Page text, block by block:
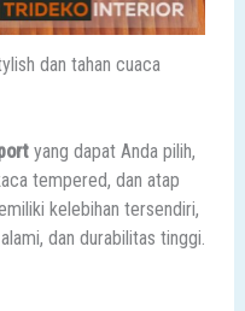
dan tahan cuaca
yang dapat Anda pilih,
tempered, dan atap
kelebihan tersendiri,
dan durabilitas tinggi.